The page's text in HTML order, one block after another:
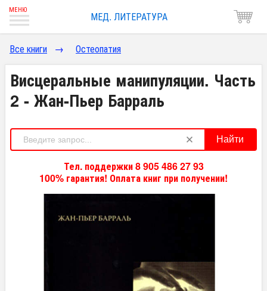
МЕД. ЛИТЕРАТУРА
Все книги → Остеопатия
Висцеральные манипуляции. Часть
2 - Жан-Пьер Барраль
Найти
Тел. поддержки 8 905 486 27 93
100% гарантия! Оплата книг при получении!